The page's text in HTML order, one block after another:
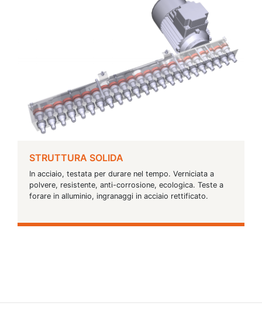
STRUTTURA SOLIDA
In acciaio, testata per durare nel tempo. Verniciata a
polvere, resistente, anti-corrosione, ecologica. Teste a
forare in alluminio, ingranaggi in acciaio rettificato.